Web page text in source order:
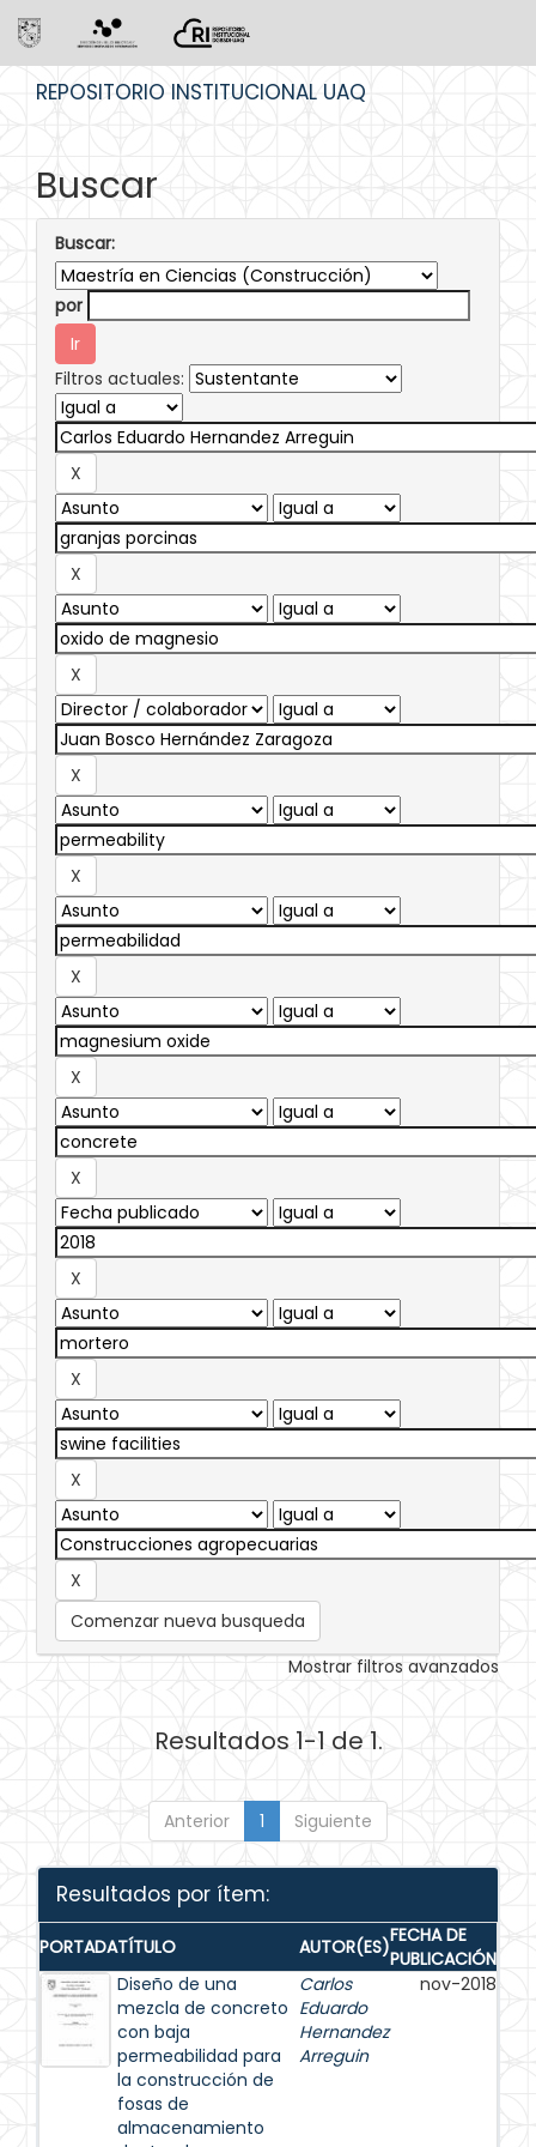
REPOSITORIO INSTITUCIONAL UAQ
Buscar
Buscar:
por
Filtros actuales:
Comenzar nueva busqueda
Mostrar filtros avanzados
Resultados 1-1 de 1.
Anterior 1 Siguiente
Resultados por ítem:
PORTADATÍTULO AUTOR(ES)FECHA DE
PUBLICACIÓN
Diseño de una
mezcla de concreto
con baja
permeabilidad para
la construcción de
fosas de
almacenamiento
Carlos
Eduardo
Hernandez
Arreguin
nov-2018